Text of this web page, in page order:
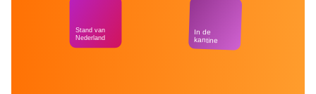
Stand van
Nederland
In de
kantine